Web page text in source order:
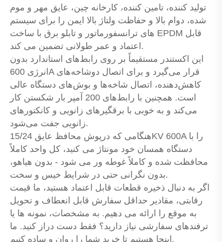
تولید کننده، تامین کننده، کارخانه چین، عایق مهر و موم
شده، دوام بالا و حفاظت ولتاژ بالا ایمن را برای سیستم
های ترانسفورماتور و تابلو برق با ساخت EPDM قابل
اعتماد و عمر طولانی تضمین می کند.
این اکستندر مستقیماً بر روی رابط‌های استاندارد بدون
انرژی 600A قرار می‌گیرد و برای اتصال دوشاخه‌های
کاهش‌دهنده، اتصال شاخه‌ها و بوش‌های دستگاه عالی
است. همچنین با رابط‌های 200 آمپر بار شکستن کار
می‌کند و به خوبی با برقگیرهای زانویی و کانکتورهای
زانویی جفت می‌شود.
هنگامی که درپوش محافظ عایق 15/24KV 600A را با
دستگاه همسان خود مونتاژ می کنید، کل واحد کاملاً
محافظت شده و کاملاً غوطه ور می شود - بدون هیاهو،
بدون نگرانی حتی در شرایط خیس و سخت.
اگر به دنبال ذخیره قطعات قابل اعتماد هستید، ما قیمت
رقابتی، مقادیر حداقل سفارش قابل انعطاف و تحویل
به موقع را ارائه می دهیم. به مشخصات، نمونه ها یا
ترفندهای سفارشی نیاز دارید؟ فقط دست دراز کنید. ما
اینجا هستیم تا خرید شما را روان و ساده کنیم.